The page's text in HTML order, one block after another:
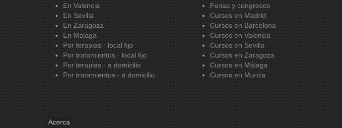
En Valencia
En Sevilla
En Zaragoza
En Málaga
Por terapias - local fijo
Por tratamientos - local fijo
Por terapias - a domicilio
Por tratamientos - a domicilio
Ferias y congresos
Cursos en Madrid
Cursos en Barcelona
Cursos en Valencia
Cursos en Sevilla
Cursos en Zaragoza
Cursos en Málaga
Cursos en Murcia
Acerca